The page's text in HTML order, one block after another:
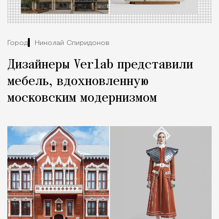
Город Николай Спиридонов
Дизайнеры Verlab представили
мебель, вдохновленную
московским модернизмом